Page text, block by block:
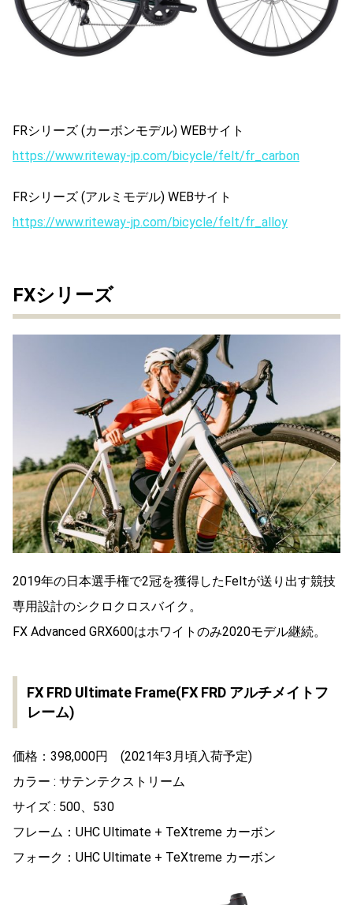
FRシリーズ (カーボンモデル) WEBサイト
https://www.riteway-jp.com/bicycle/felt/fr_carbon
FRシリーズ (アルミモデル) WEBサイト
https://www.riteway-jp.com/bicycle/felt/fr_alloy
FXシリーズ
2019年の日本選手権で2冠を獲得したFeltが送り出す競技
専用設計のシクロクロスバイク。
FX Advanced GRX600はホワイトのみ2020モデル継続。
FX FRD Ultimate Frame(FX FRD アルチメイトフ
レーム)
価格：398,000円 (2021年3月頃入荷予定)
カラー : サテンテクストリーム
サイズ : 500、530
フレーム：UHC Ultimate + TeXtreme カーボン
フォーク：UHC Ultimate + TeXtreme カーボン